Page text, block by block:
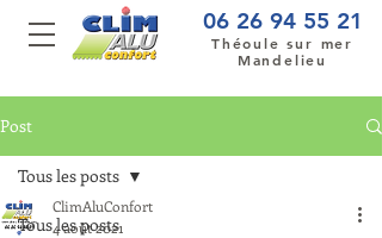
06 26 94 55 21
Théoule sur mer
Mandelieu
Post
Tous les posts
Tous les posts
ClimAluConfort
4 août 2021